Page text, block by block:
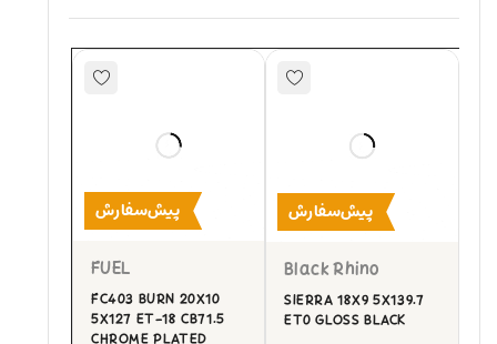
پیش‌سفارش
Black Rhino
SIERRA 18X9 5X139.7
ET0 GLOSS BLACK
پیش‌سفارش
FUEL
FC403 BURN 20X10
5X127 ET-18 CB71.5
CHROME PLATED